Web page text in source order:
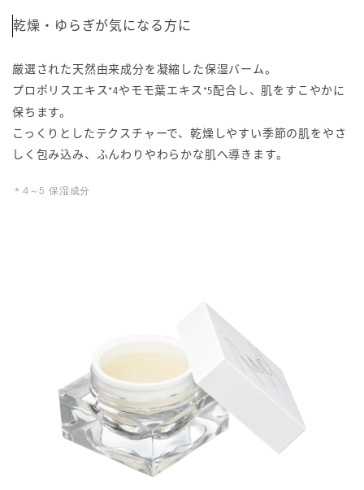
乾燥・ゆらぎが気になる方に
厳選された天然由来成分を凝縮した保湿バーム。
プロポリスエキス*4やモモ葉エキス *5配合し、肌をすこやかに
保ちます。
こっくりとしたテクスチャーで、乾燥しやすい季節の肌をやさ
しく包み込み、ふんわりやわらかな肌へ導きます。
＊4～5 保湿成分